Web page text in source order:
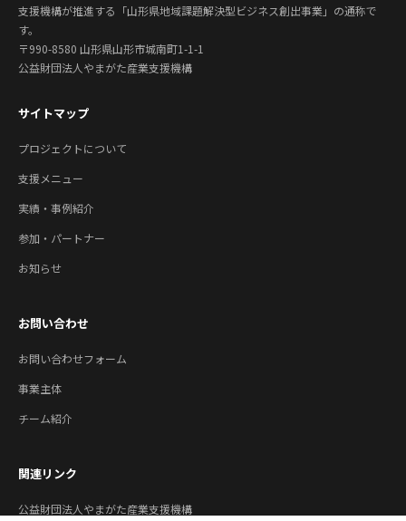
支援機構が推進する「山形県地域課題解決型ビジネス創出事業」の通称で
す。
〒990-8580 山形県山形市城南町1-1-1
公益財団法人やまがた産業支援機構
サイトマップ
プロジェクトについて
支援メニュー
実績・事例紹介
参加・パートナー
お知らせ
お問い合わせ
お問い合わせフォーム
事業主体
チーム紹介
関連リンク
公益財団法人やまがた産業支援機構